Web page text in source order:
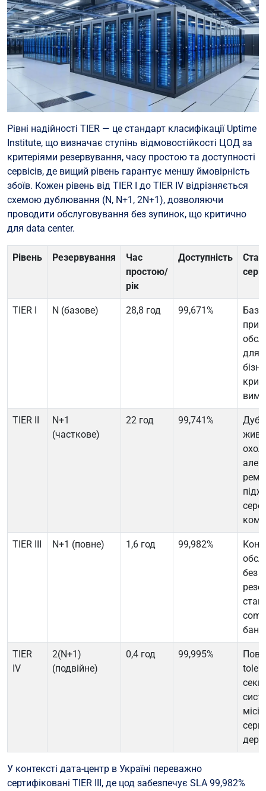
Рівні надійності TIER — це стандарт класифікації Uptime
Institute, що визначає ступінь відмовостійкості ЦОД за
критеріями резервування, часу простою та доступності
сервісів, де вищий рівень гарантує меншу ймовірність
збоїв. Кожен рівень від TIER I до TIER IV відрізняється
схемою дублювання (N, N+1, 2N+1), дозволяючи
проводити обслуговування без зупинок, що критично
для data center.
Рівень Резервування
Час
простою/
рік
Доступність
TIER I N (базове) 28,8 год 99,671%
при
для
TIER II
N+1
(часткове)
22 год 99,741%
але
TIER III N+1 (повне) 1,6 год 99,982%
без
TIER
IV
2(N+1)
(подвійне)
0,4 год 99,995%
У контексті дата-центр в Україні переважно
сертифіковані TIER III, де цод забезпечує SLA 99,982%